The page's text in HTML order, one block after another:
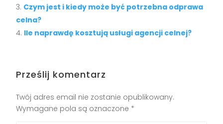
Czym jest i kiedy może być potrzebna odprawa
celna?
Ile naprawdę kosztują usługi agencji celnej?
Prześlij komentarz
Twój adres email nie zostanie opublikowany.
Wymagane pola są oznaczone *